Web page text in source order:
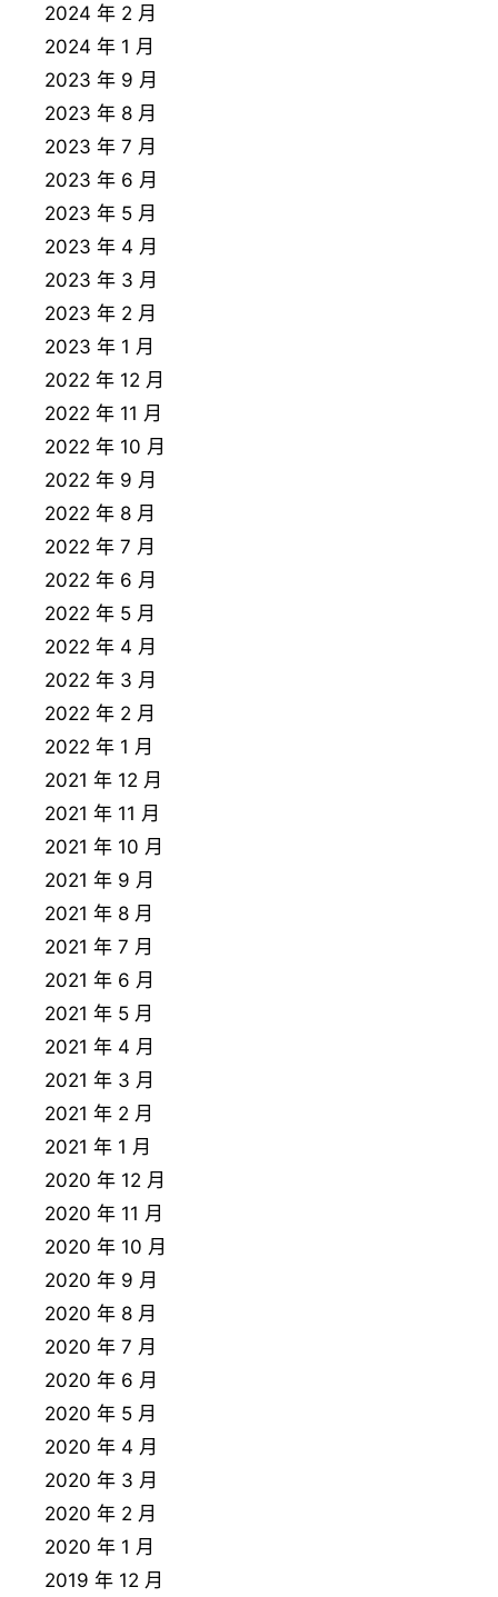
2024 年 2 月
2024 年 1 月
2023 年 9 月
2023 年 8 月
2023 年 7 月
2023 年 6 月
2023 年 5 月
2023 年 4 月
2023 年 3 月
2023 年 2 月
2023 年 1 月
2022 年 12 月
2022 年 11 月
2022 年 10 月
2022 年 9 月
2022 年 8 月
2022 年 7 月
2022 年 6 月
2022 年 5 月
2022 年 4 月
2022 年 3 月
2022 年 2 月
2022 年 1 月
2021 年 12 月
2021 年 11 月
2021 年 10 月
2021 年 9 月
2021 年 8 月
2021 年 7 月
2021 年 6 月
2021 年 5 月
2021 年 4 月
2021 年 3 月
2021 年 2 月
2021 年 1 月
2020 年 12 月
2020 年 11 月
2020 年 10 月
2020 年 9 月
2020 年 8 月
2020 年 7 月
2020 年 6 月
2020 年 5 月
2020 年 4 月
2020 年 3 月
2020 年 2 月
2020 年 1 月
2019 年 12 月